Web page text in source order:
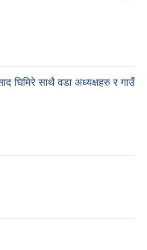
घिमिरे साथै वडा अध्यक्षहरु र गाउँ